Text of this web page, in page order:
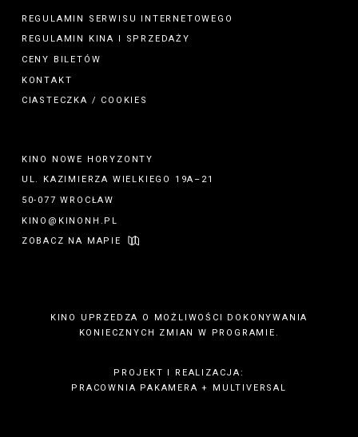
REGULAMIN SERWISU INTERNETOWEGO
REGULAMIN
KINA
SPRZEDAŻY
CENY BILETÓW
KONTAKT
CIASTECZKA / COOKIES
KINO NOWE HORYZONTY
UL. KAZIMIERZA WIELKIEGO 19A–21
50-077 WROCŁAW
KINO@KINONH.PL
ZOBACZ NA MAPIE
KINO UPRZEDZA O MOŻLIWOŚCI DOKONYWANIA
KONIECZNYCH ZMIAN W PROGRAMIE.
PROJEKT I REALIZACJA:
PRACOWNIA PAKAMERA + MULTIVERSAL